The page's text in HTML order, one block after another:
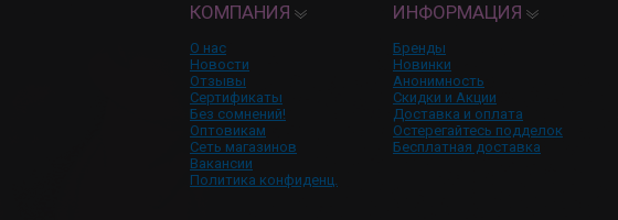
КОМПАНИЯ
О нас
Новости
Отзывы
Сертификаты
Без сомнений!
Оптовикам
Сеть магазинов
Вакансии
Политика конфиденц.
ИНФОРМАЦИЯ
Бренды
Новинки
Анонимность
Скидки и Акции
Доставка и оплата
Остерегайтесь подделок
Бесплатная доставка